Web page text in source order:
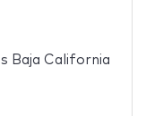
Baja California